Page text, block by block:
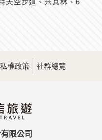
權政策 社群總覽
限公司